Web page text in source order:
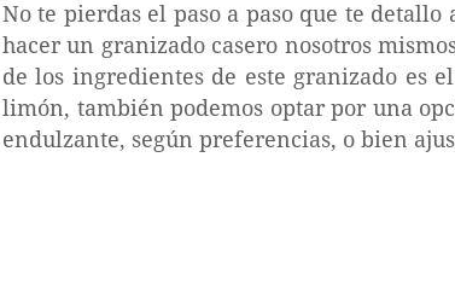
No te pierdas el paso a paso que te
hacer un granizado casero nosotros
de los ingredientes de este granizado es
limón, también podemos optar por una
endulzante, según preferencias, o bien